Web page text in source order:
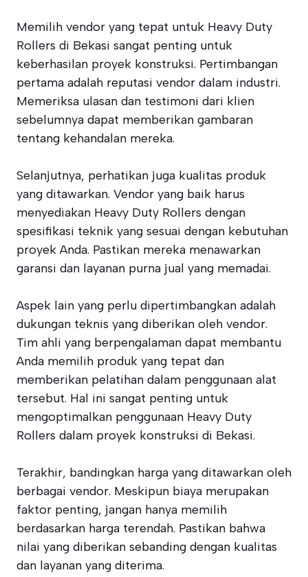
Memilih vendor yang tepat untuk Heavy Duty
Rollers di Bekasi sangat penting untuk
keberhasilan proyek konstruksi. Pertimbangan
pertama adalah reputasi vendor dalam industri.
Memeriksa ulasan dan testimoni dari klien
sebelumnya dapat memberikan gambaran
tentang kehandalan mereka.
Selanjutnya, perhatikan juga kualitas produk
yang ditawarkan. Vendor yang baik harus
menyediakan Heavy Duty Rollers dengan
spesifikasi teknik yang sesuai dengan kebutuhan
proyek Anda. Pastikan mereka menawarkan
garansi dan layanan purna jual yang memadai.
Aspek lain yang perlu dipertimbangkan adalah
dukungan teknis yang diberikan oleh vendor.
Tim ahli yang berpengalaman dapat membantu
Anda memilih produk yang tepat dan
memberikan pelatihan dalam penggunaan alat
tersebut. Hal ini sangat penting untuk
mengoptimalkan penggunaan Heavy Duty
Rollers dalam proyek konstruksi di Bekasi.
Terakhir, bandingkan harga yang ditawarkan oleh
berbagai vendor. Meskipun biaya merupakan
faktor penting, jangan hanya memilih
berdasarkan harga terendah. Pastikan bahwa
nilai yang diberikan sebanding dengan kualitas
dan layanan yang diterima.